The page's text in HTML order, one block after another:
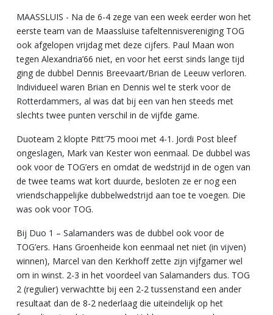
MAASSLUIS - Na de 6-4 zege van een week eerder won het
eerste team van de Maassluise tafeltennisvereniging TOG
ook afgelopen vrijdag met deze cijfers. Paul Maan won
tegen Alexandria’66 niet, en voor het eerst sinds lange tijd
ging de dubbel Dennis Breevaart/Brian de Leeuw verloren.
Individueel waren Brian en Dennis wel te sterk voor de
Rotterdammers, al was dat bij een van hen steeds met
slechts twee punten verschil in de vijfde game.
Duoteam 2 klopte Pitt’75 mooi met 4-1. Jordi Post bleef
ongeslagen, Mark van Kester won eenmaal. De dubbel was
ook voor de TOG’ers en omdat de wedstrijd in de ogen van
de twee teams wat kort duurde, besloten ze er nog een
vriendschappelijke dubbelwedstrijd aan toe te voegen. Die
was ook voor TOG.
Bij Duo 1 – Salamanders was de dubbel ook voor de
TOG’ers. Hans Groenheide kon eenmaal net niet (in vijven)
winnen), Marcel van den Kerkhoff zette zijn vijfgamer wel
om in winst. 2-3 in het voordeel van Salamanders dus. TOG
2 (regulier) verwachtte bij een 2-2 tussenstand een ander
resultaat dan de 8-2 nederlaag die uiteindelijk op het